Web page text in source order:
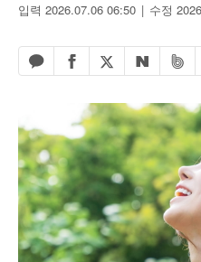
입력 2026.07.06 06:50 수정
카카오톡 공유하기
페이스북 공유하기
엑스 공유하기
네이버 공
밴